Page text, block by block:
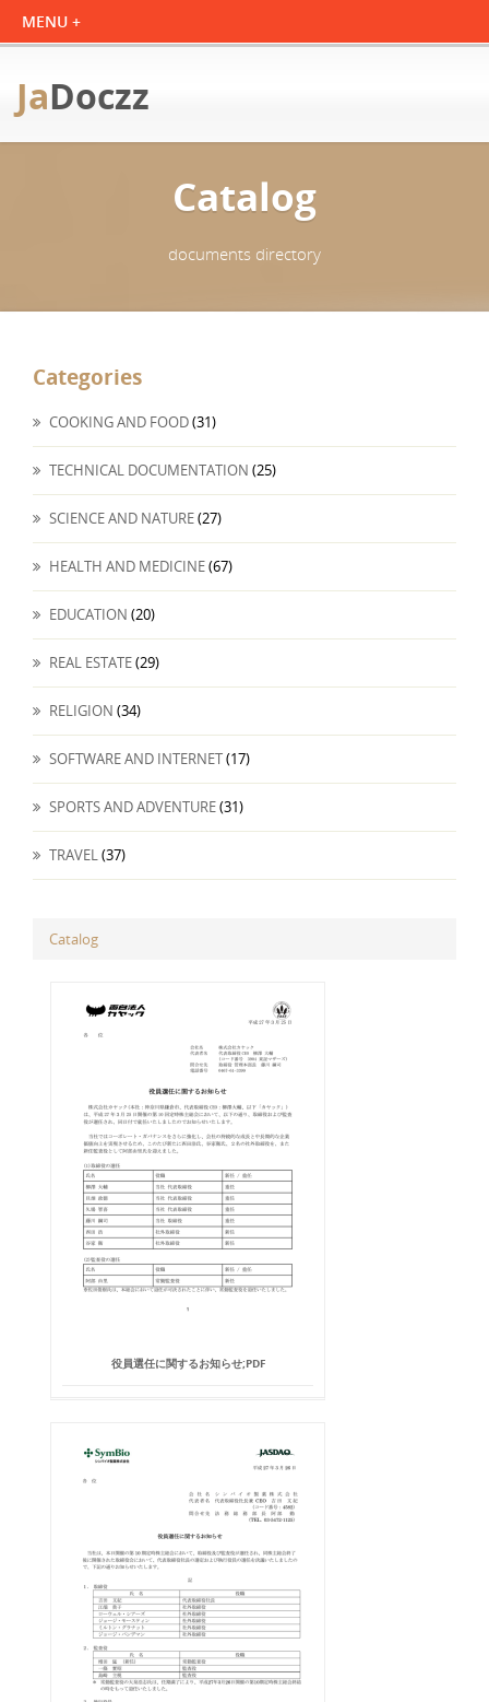
JaDoczz
Catalog
documents directory
Categories
COOKING AND FOOD(31)
TECHNICAL DOCUMENTATION (25)
SCIENCE AND NATURE(27)
HEALTH AND MEDICINE(67)
EDUCATION (20)
REAL ESTATE(29)
RELIGION (34)
SOFTWARE AND INTERNET(17)
SPORTS AND ADVENTURE(31)
TRAVEL(37)
Catalog
役員選任に関するお知らせ;PDF